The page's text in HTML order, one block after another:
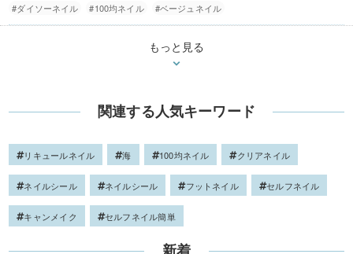
#ダイソーネイル #100均ネイル #ベージュネイル
もっと見る
関連する人気キーワード
リキュールネイル 海 100均ネイル クリアネイル
ネイルシール ネイルシール フットネイル セルフネイル
キャンメイク セルフネイル簡単